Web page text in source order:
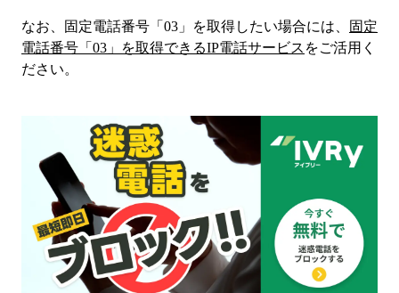
なお、固定電話番号「 03 」を取得したい場合には、
固定
電話番号「 03 」を取得できるIP電話サービス をご活用く
ださい。